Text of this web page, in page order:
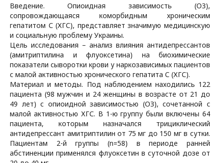
Введение. Опиоидная зависимость (ОЗ),
сопровождающаяся коморбидным хроническим
гепатитом С (ХГС), представляет значимую медицинскую
и социальную проблему Украины.
Цель исследования – анализ влияния антидепрессантов
(амитриптилина и флуоксетина) на биохимические
показатели сыворотки крови у наркозависимых пациентов
с малой активностью хронического гепатита С (ХГС).
Материал и методы. Под наблюдением находились 122
пациента (98 мужчин и 24 женщины в возрасте от 21 до
49 лет) с опиоидной зависимостью (ОЗ), сочетанной с
малой активностью ХГС. В 1-ю группу были включены 64
пациента, которым назначался трициклический
антидепрессант амитриптилин от 75 мг до 150 мг в сутки.
Пациентам 2-й группы (n=58) в периоде ранней
абстиненции применялся флуоксетин в суточной дозе от